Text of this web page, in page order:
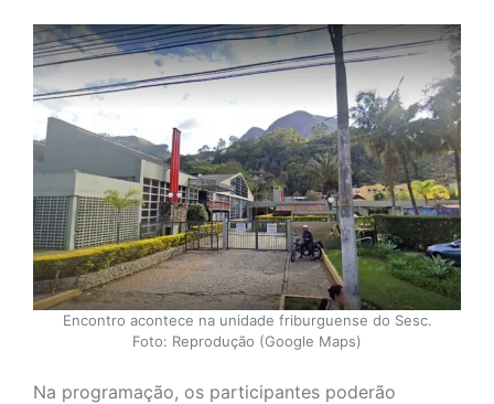
Encontro acontece na unidade friburguense do Sesc.
Foto: Reprodução (Google Maps)
Na programação, os participantes poderão